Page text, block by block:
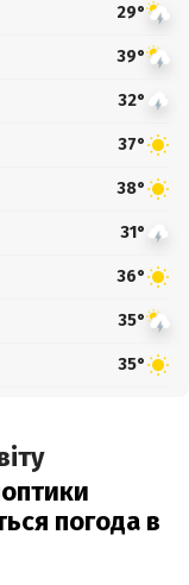
29°
39°
32°
37°
38°
31°
36°
35°
35°
погода в